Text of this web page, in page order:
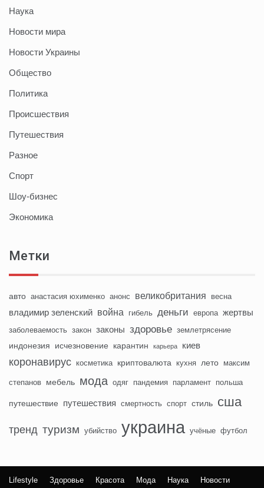
Наука
Новости мира
Новости Украины
Общество
Политика
Происшествия
Путешествия
Разное
Спорт
Шоу-бизнес
Экономика
Метки
авто анастасия юхименко анонс великобритания весна
владимир зеленский война гибель деньги европа жертвы
заболеваемость закон законы здоровье землетрясение
индонезия исчезновение карантин карьера киев
коронавирус косметика криптовалюта кухня лето максим
степанов мебель мода одяг пандемия парламент польша
путешествие путешествия смертность спорт стиль сша
тренд туризм убийство украина учёные футбол
Lifestyle Здоровье Красота Мода Наука Новости